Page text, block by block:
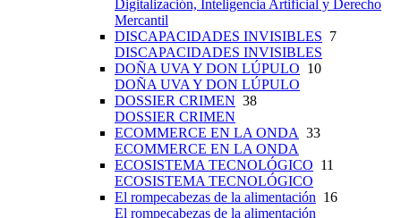
Digitalización, Inteligencia Artificial y Derecho
Mercantil
DISCAPACIDADES INVISIBLES 7
DISCAPACIDADES INVISIBLES
DOÑA UVA Y DON LÚPULO 10
DOÑA UVA Y DON LÚPULO
DOSSIER CRIMEN 38
DOSSIER CRIMEN
ECOMMERCE EN LA ONDA 33
ECOMMERCE EN LA ONDA
ECOSISTEMA TECNOLÓGICO 11
ECOSISTEMA TECNOLÓGICO
El rompecabezas de la alimentación 16
El rompecabezas de la alimentación